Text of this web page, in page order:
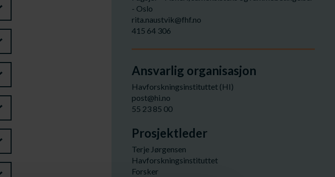
- Oslo
rita.naustvik@fhf.no
415 64 306
Ansvarlig organisasjon
Havforskningsinstituttet (HI)
post@hi.no
55 23 85 00
Prosjektleder
Terje Jørgensen
Havforskningsinstituttet
Forsker